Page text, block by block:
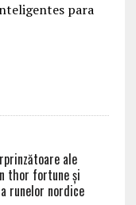
para
ale
thor fortune și
runelor nordice